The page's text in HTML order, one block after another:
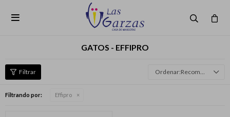

GATOS - EFFIPRO
Recomendados
Filtrando por: Effipro